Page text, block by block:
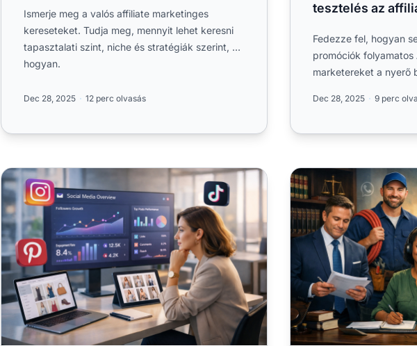
Ismerje meg a valós affiliate marketinges
kereseteket. Tudja meg, mennyit lehet keresni
tapasztalati szint, niche és stratégiák szerint, és
hogyan.
Dec 28, 2025 12 perc olvasás
tesztelés az
Fedezze fel, hogyan
promóciók
marketereket a nyerő
Dec 28, 2025 9 perc
Divatmarketing: Teljes útmutató a modern stratégiákhoz Iparágak, amelyek a